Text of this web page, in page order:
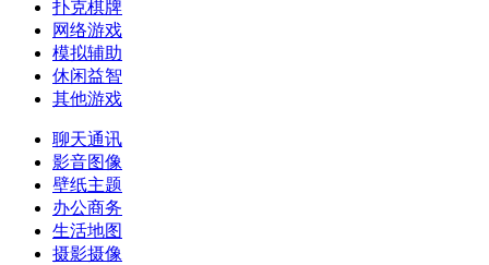
扑克棋牌
网络游戏
模拟辅助
休闲益智
其他游戏
聊天通讯
影音图像
壁纸主题
办公商务
生活地图
摄影摄像